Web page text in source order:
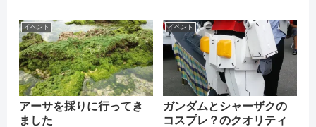
イベント
アーサを採りに行ってき
ました
イベント
ガンダムとシャーザクの
コスプレ？のクオリティ